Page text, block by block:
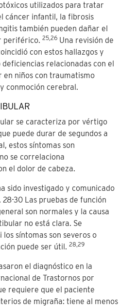
utilizados para tratar
cáncer infantil, la fibrosis
también pueden dañar el
periférico.25,26 Una revisión de
con estos hallazgos y
relacionadas con el
en niños con traumatismo
conmoción cerebral.
se caracteriza por vértigo
puede durar de segundos a
estos síntomas son
se correlaciona
el dolor de cabeza.
sido investigado y comunicado
30 Las pruebas de función
son normales y la causa
no está clara. Se
los síntomas son severos o
puede ser útil.28,29
el diagnóstico en la
de Trastornos por
requiere que el paciente
de migraña: tiene al menos